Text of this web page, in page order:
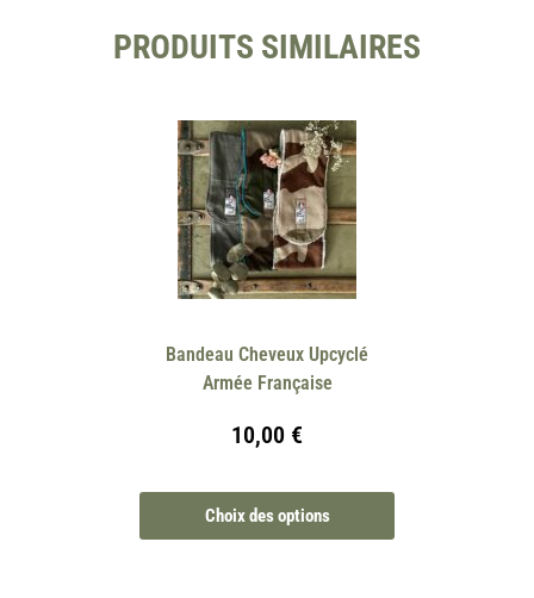
PRODUITS SIMILAIRES
Bandeau Cheveux Upcyclé
Armée Française
10,00 €
Choix des options